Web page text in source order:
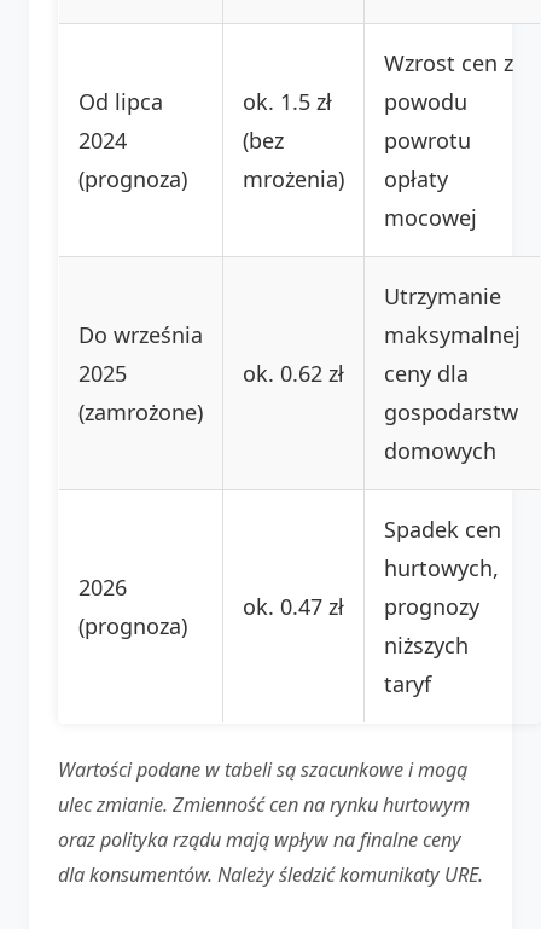
Od lipca
2024
(prognoza)
ok. 1.5 zł
(bez
mrożenia)
Wzrost cen z
powodu
powrotu
opłaty
mocowej
Do września
2025
(zamrożone)
ok. 0.62 zł
Utrzymanie
maksymalnej
ceny dla
gospodarstw
domowych
2026
(prognoza)
ok. 0.47 zł
Spadek cen
hurtowych,
prognozy
niższych
taryf
Wartości podane w tabeli są szacunkowe i mogą
ulec zmianie. Zmienność cen na rynku hurtowym
oraz polityka rządu mają wpływ na finalne ceny
dla konsumentów. Należy śledzić komunikaty URE.